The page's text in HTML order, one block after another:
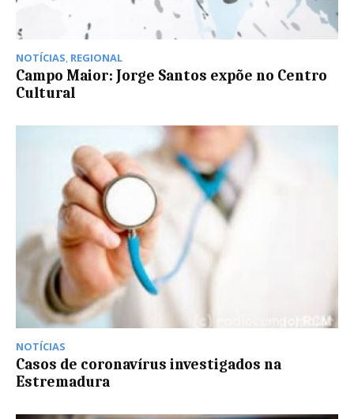
NOTÍCIAS, REGIONAL
Campo Maior: Jorge Santos expõe no Centro
Cultural
NOTÍCIAS
Casos de coronavírus investigados na
Estremadura